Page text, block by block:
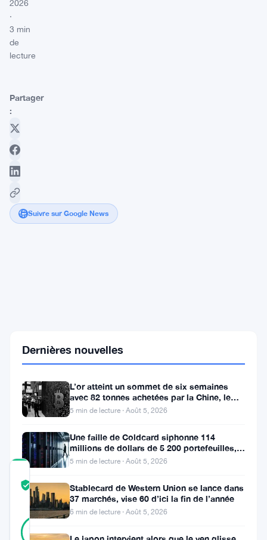
2026
·
3 min
de
lecture
Partager
:
Suivre sur Google News
week-
reste
TRUST
SCORE
Vérifié
91
11
Dernières nouvelles
L’or atteint un sommet de six semaines
avec 82 tonnes achetées par la Chine, le
Bitcoin stagne
5 min de lecture · Août 5, 2026
Une faille de Coldcard siphonne 114
millions de dollars de 5 200 portefeuilles,
renforçant l’attrait des ETF
5 min de lecture · Août 5, 2026
Stablecard de Western Union se lance dans
37 marchés, vise 60 d’ici la fin de l’année
6 min de lecture · Août 5, 2026